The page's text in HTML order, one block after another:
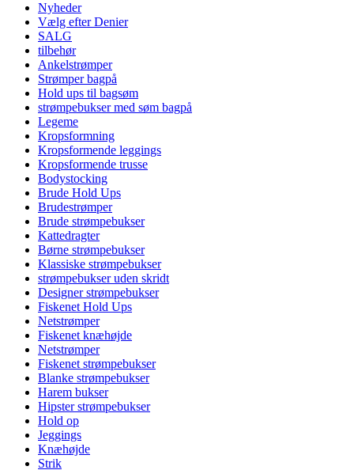
Nyheder
Vælg efter Denier
SALG
tilbehør
Ankelstrømper
Strømper bagpå
Hold ups til bagsøm
strømpebukser med søm bagpå
Legeme
Kropsformning
Kropsformende leggings
Kropsformende trusse
Bodystocking
Brude Hold Ups
Brudestrømper
Brude strømpebukser
Kattedragter
Børne strømpebukser
Klassiske strømpebukser
strømpebukser uden skridt
Designer strømpebukser
Fiskenet Hold Ups
Netstrømper
Fiskenet knæhøjde
Netstrømper
Fiskenet strømpebukser
Blanke strømpebukser
Harem bukser
Hipster strømpebukser
Hold op
Jeggings
Knæhøjde
Strik